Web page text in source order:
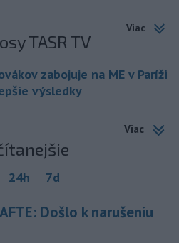
Viac
TASR TV
zabojuje na ME v Paríži
výsledky
Viac
24h 7d
Došlo k narušeniu